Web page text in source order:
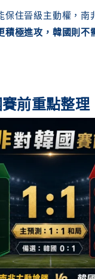
保住晉級主動權，南
積極進攻，韓國則不
前重點整理